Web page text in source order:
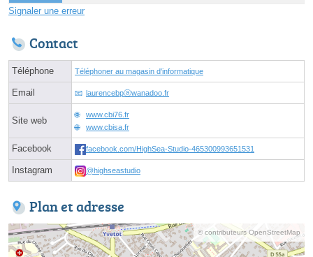
Signaler une erreur
Contact
Téléphone Téléphoner au magasin d'informatique
Email laurencebpⓐwanadoo.fr
Site web
www.cbi76.fr
www.cbisa.fr
Facebook facebook.com/HighSea-Studio-465300993651531
Instagram @highseastudio
Plan et adresse
© contributeurs OpenStreetMap